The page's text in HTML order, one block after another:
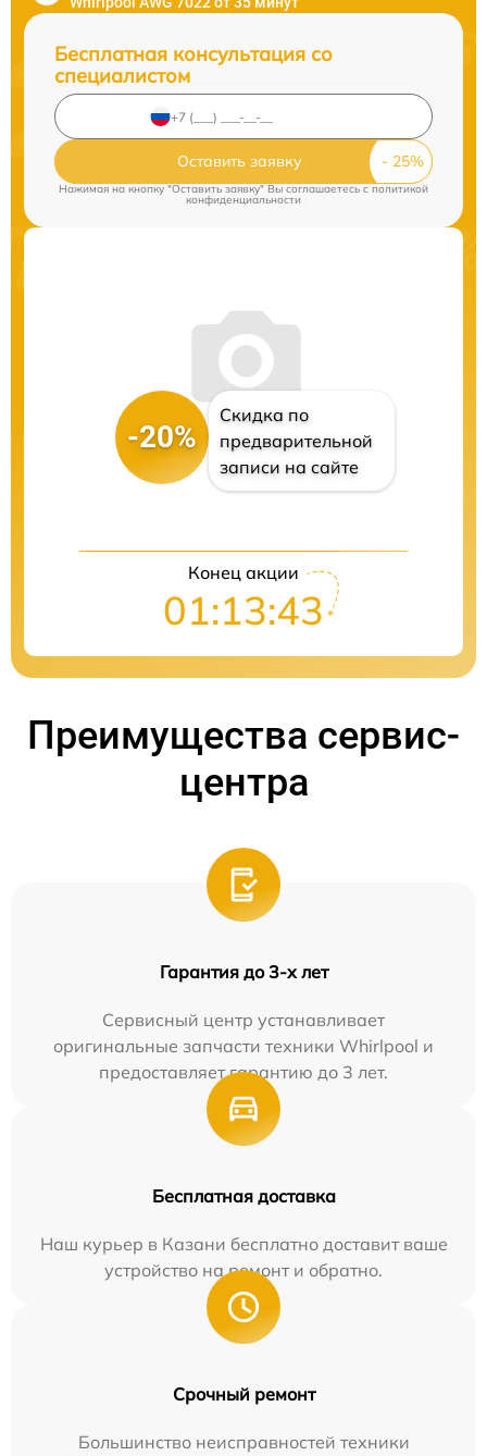
Бесплатная консультация со
специалистом
Оставить заявку
Нажимая на кнопку "Оставить заявку" Вы соглашаетесь c политикой
конфиденциальности
-20%
Скидка по
предварительной
записи на сайте
Конец акции
01:13:42
Преимущества сервис-
центра
Гарантия до 3-х лет
Сервисный центр устанавливает
оригинальные запчасти техники Whirlpool и
предоставляет гарантию до 3 лет.
Бесплатная доставка
Наш курьер в Казани бесплатно доставит ваше
устройство на ремонт и обратно.
Срочный ремонт
Большинство неисправностей техники